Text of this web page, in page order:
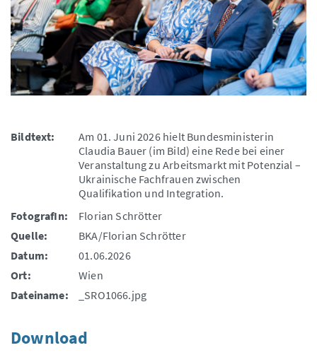
Bildtext:
Am 01. Juni 2026 hielt Bundesministerin
Claudia Bauer (im Bild) eine Rede bei einer
Veranstaltung zu Arbeitsmarkt mit Potenzial –
Ukrainische Fachfrauen zwischen
Qualifikation und Integration.
FotografIn:
Florian Schrötter
Quelle:
BKA/Florian Schrötter
Datum:
01.06.2026
Ort:
Wien
Dateiname:
_SRO1066.jpg
Download